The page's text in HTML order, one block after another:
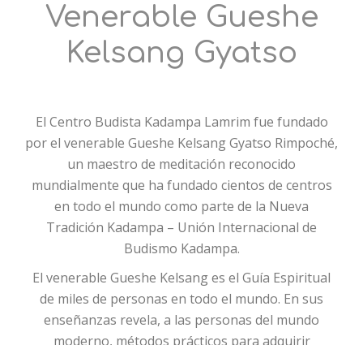
Venerable Gueshe
Kelsang Gyatso
El Centro Budista Kadampa Lamrim fue fundado
por el venerable Gueshe Kelsang Gyatso Rimpoché,
un maestro de meditación reconocido
mundialmente que ha fundado cientos de centros
en todo el mundo como parte de la Nueva
Tradición Kadampa – Unión Internacional de
Budismo Kadampa.
El venerable Gueshe Kelsang es el Guía Espiritual
de miles de personas en todo el mundo. En sus
enseñanzas revela, a las personas del mundo
moderno, métodos prácticos para adquirir